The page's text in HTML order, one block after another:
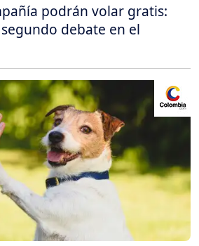
podrán volar gratis:
debate en el